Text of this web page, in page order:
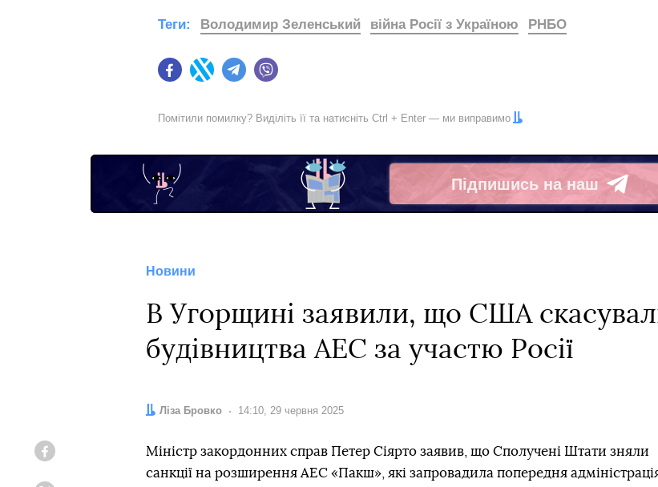
FacebookTwitter Telegram
Теги: Володимир Зеленський війна Росії з Україною РНБО
Помітили помилку? Виділіть її та натисніть Ctrl + Enter — ми виправимо
Підпишись на наш
Telegram
Новини
В Угорщині заявили, що США
будівництва АЕС за участю Росії
Автор:
Ліза Бровко Дата:
14:10, 29 червня 2025
Міністр закордонних справ Петер Сіярто заявив, що Сполучені Штати зняли
санкції на розширення АЕС «Пакш», які запровадила попередня